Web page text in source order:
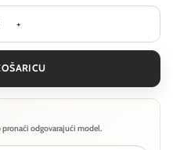
svjetiljka Technical Dip -
odgovarajući model.